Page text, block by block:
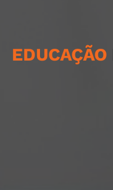
EDUCAÇÃO